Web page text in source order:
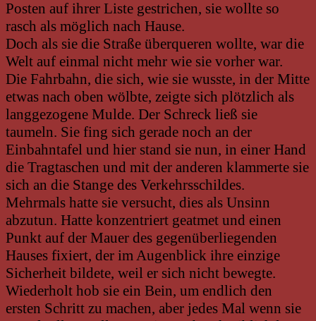
Posten auf ihrer Liste gestrichen, sie wollte so
rasch als möglich nach Hause.
Doch als sie die Straße überqueren wollte, war die
Welt auf einmal nicht mehr wie sie vorher war.
Die Fahrbahn, die sich, wie sie wusste, in der Mitte
etwas nach oben wölbte, zeigte sich plötzlich als
langgezogene Mulde. Der Schreck ließ sie
taumeln. Sie fing sich gerade noch an der
Einbahntafel und hier stand sie nun, in einer Hand
die Tragtaschen und mit der anderen klammerte sie
sich an die Stange des Verkehrsschildes.
Mehrmals hatte sie versucht, dies als Unsinn
abzutun. Hatte konzentriert geatmet und einen
Punkt auf der Mauer des gegenüberliegenden
Hauses fixiert, der im Augenblick ihre einzige
Sicherheit bildete, weil er sich nicht bewegte.
Wiederholt hob sie ein Bein, um endlich den
ersten Schritt zu machen, aber jedes Mal wenn sie